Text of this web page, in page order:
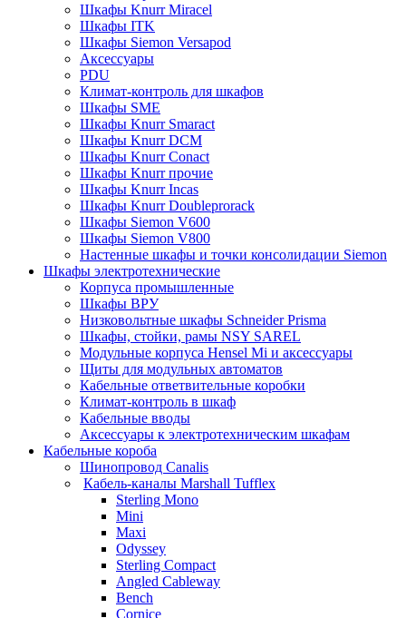
Шкафы Knurr Miracel
Шкафы ITK
Шкафы Siemon Versapod
Аксессуары
PDU
Климат-контроль для шкафов
Шкафы SME
Шкафы Knurr Smaract
Шкафы Knurr DCM
Шкафы Knurr Conact
Шкафы Knurr прочие
Шкафы Knurr Incas
Шкафы Knurr Doubleprorack
Шкафы Siemon V600
Шкафы Siemon V800
Настенные шкафы и точки консолидации Siemon
Шкафы электротехнические
Корпуса промышленные
Шкафы ВРУ
Низковольтные шкафы Schneider Prisma
Шкафы, стойки, рамы NSY SAREL
Модульные корпуса Hensel Mi и аксессуары
Щиты для модульных автоматов
Кабельные ответвительные коробки
Климат-контроль в шкаф
Кабельные вводы
Аксессуары к электротехническим шкафам
Кабельные короба
Шинопровод Canalis
Кабель-каналы Marshall Tufflex
Sterling Mono
Mini
Maxi
Odyssey
Sterling Compact
Angled Cableway
Bench
Cornice